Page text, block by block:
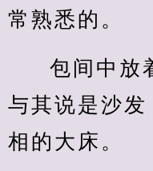
常熟悉的。
包间中放
与其说是沙
相的大床。